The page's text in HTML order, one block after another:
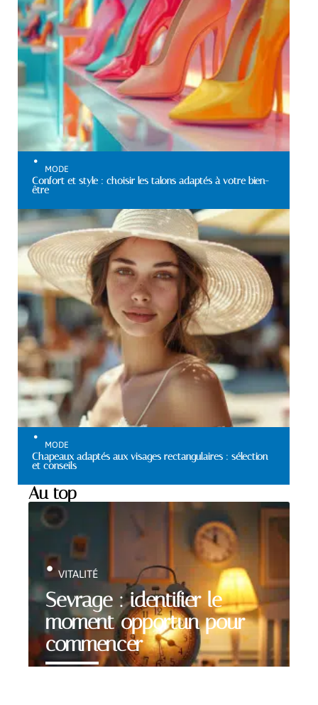
MODE
Confort et style : choisir les talons adaptés à votre bien-
être
MODE
Chapeaux adaptés aux visages rectangulaires : sélection
et conseils
Au top
Sevrage : identifier le
moment opportun pour
commencer
VITALITÉ